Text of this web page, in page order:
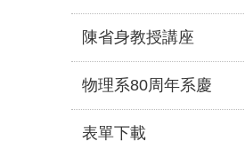
陳省身教授講座
物理系80周年系慶
表單下載